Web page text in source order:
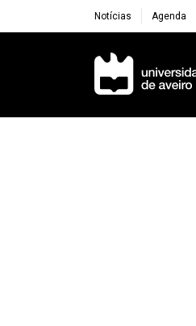
Notícias Agenda
Navegação Principal